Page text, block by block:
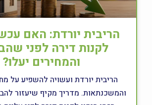
הריבית יורדת: האם
לקנות דירה לפני
והמחירים יעלו?
הריבית יורדת ועשויה להשפיע על
והמשכנתאות. מדריך מקיף שיעזור